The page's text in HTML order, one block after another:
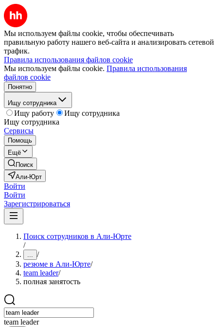
Мы используем файлы cookie, чтобы обеспечивать
правильную работу нашего веб-сайта и анализировать сетевой
трафик.
Правила использования файлов cookie
Мы используем файлы cookie. Правила использования
файлов cookie
Понятно
Ищу сотрудника
Ищу работу
Ищу сотрудника
Ищу сотрудника
Сервисы
Помощь
Ещё
Поиск
Али-Юрт
Войти
Войти
Зарегистрироваться
Поиск сотрудников в Али-Юрте
/
... /
резюме в Али-Юрте/
team leader/
полная занятость
team leader